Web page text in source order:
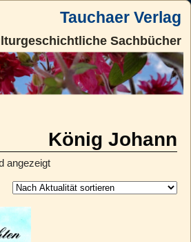
Tauchaer Verlag
Sachbücher
König Johann
angezeigt